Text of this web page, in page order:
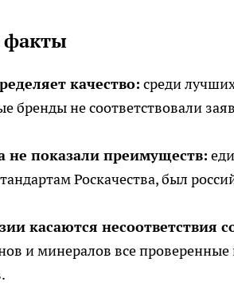
качество: среди
бренды не соответствовали
показали преимуществ:
Роскачества, был
касаются несоответствия
и минералов все